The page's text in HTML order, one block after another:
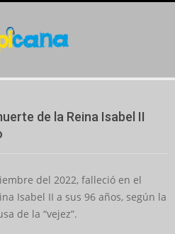
de la Reina Isabel II
del 2022, falleció en el
Isabel II a sus 96 años, según la
de la “vejez”.